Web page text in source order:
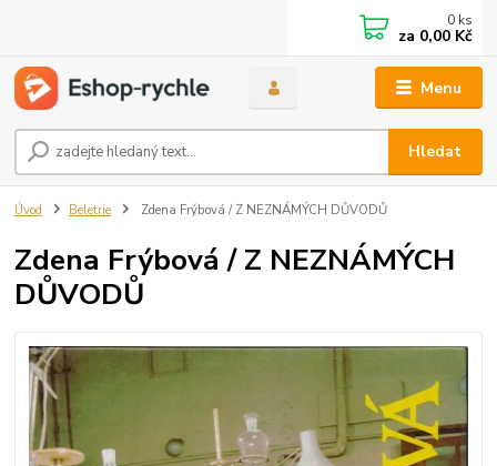
Menu
Hledat
0 ks
za 0,00 Kč
Úvod Beletrie Zdena Frýbová / Z NEZNÁMÝCH DŮVODŮ
Zdena Frýbová / Z NEZNÁMÝCH
DŮVODŮ